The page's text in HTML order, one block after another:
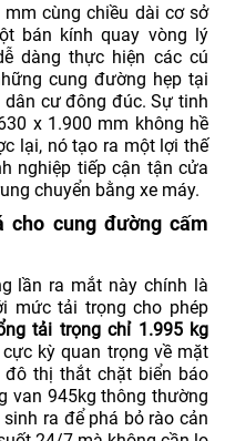
cùng chiều dài cơ sở
bán kính quay vòng lý
dàng thực hiện các cú
cung đường hẹp tại
cư đông đúc. Sự tinh
x 1.900 mm không hề
lại, nó tạo ra một lợi thế
nghiệp tiếp cận tận cửa
chuyển bằng xe máy.
cho cung đường cấm
lần ra mắt này chính là
mức tải trọng cho phép
tải trọng chỉ 1.995 kg
kỳ quan trọng về mặt
thị thắt chặt biển báo
van 945kg thông thường
ra để phá bỏ rào cản